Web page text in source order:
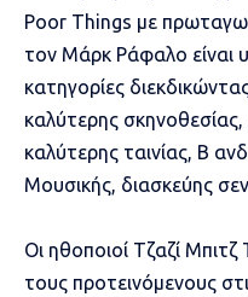
Poor Things με
τον Μάρκ Ράφαλο είναι
κατηγορίες
καλύτερης
καλύτερης ταινίας, Β
Μουσικής, διασκεύης
Oι ηθοποιοί Τζαζί
τους προτεινόμενους